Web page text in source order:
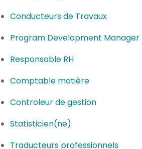
Conducteurs de Travaux
Program Development Manager
Responsable RH
Comptable matière
Controleur de gestion
Statisticien(ne)
Traducteurs professionnels